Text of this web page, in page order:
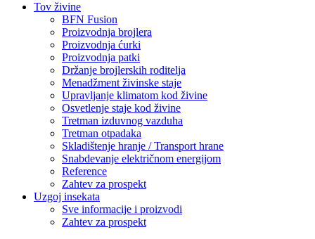
Tov živine
BFN Fusion
Proizvodnja brojlera
Proizvodnja ćurki
Proizvodnja patki
Držanje brojlerskih roditelja
Menadžment živinske staje
Upravljanje klimatom kod živine
Osvetlenje staje kod živine
Tretman izduvnog vazduha
Tretman otpadaka
Skladištenje hranje / Transport hrane
Snabdevanje električnom energijom
Reference
Zahtev za prospekt
Uzgoj insekata
Sve informacije i proizvodi
Zahtev za prospekt